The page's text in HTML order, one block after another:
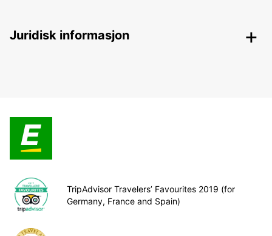
Juridisk informasjon
TripAdvisor Travelers’ Favourites 2019 (for
Germany, France and Spain)